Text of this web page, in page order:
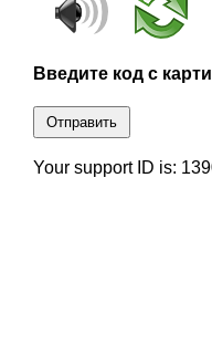
Введите код с
Отправить
Your support ID is: